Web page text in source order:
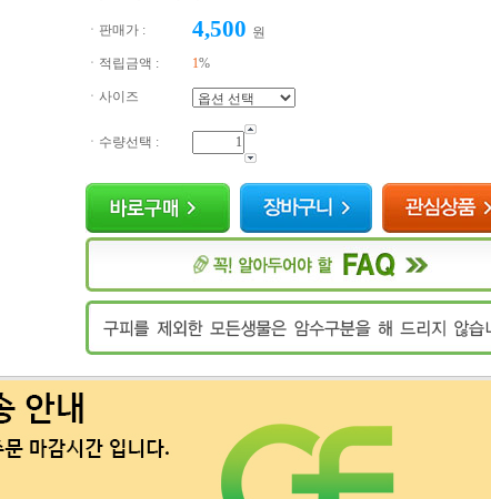
ㆍ판매가 : 4,500 원
ㆍ적립금액 :
1%
ㆍ사이즈
ㆍ수량선택 :